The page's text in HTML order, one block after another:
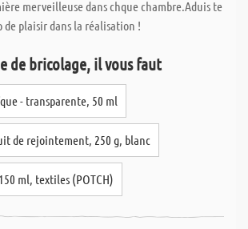
merveilleuse dans chque chambre.Aduis te
de plaisir dans la réalisation !
de bricolage, il vous faut
- transparente, 50 ml
de rejointement, 250 g, blanc
ml, textiles (POTCH)